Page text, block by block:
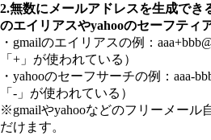
2.無数にメールアドレスを生成でき
のエイリアスやyahooのセーフティ
・gmailのエイリアスの例：
「+」が使われている）
・yahooのセーフサーチの例：aaa-
「-」が使われている）
※gmailやyahooなどのフリーメール
だけます。